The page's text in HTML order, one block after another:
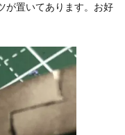
が置いてあります。お好